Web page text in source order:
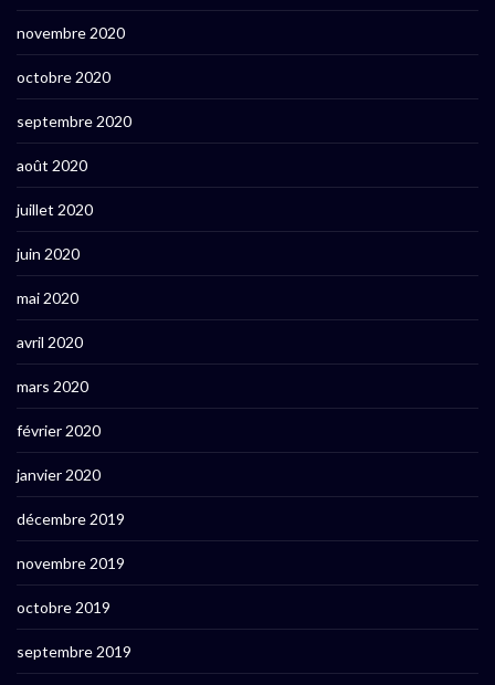
novembre 2020
octobre 2020
septembre 2020
août 2020
juillet 2020
juin 2020
mai 2020
avril 2020
mars 2020
février 2020
janvier 2020
décembre 2019
novembre 2019
octobre 2019
septembre 2019